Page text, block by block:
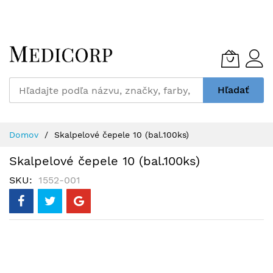
to
Content
Hľadať
Domov Skalpelové čepele 10 (bal.100ks)
Skalpelové čepele 10 (bal.100ks)
SKU 1552-001